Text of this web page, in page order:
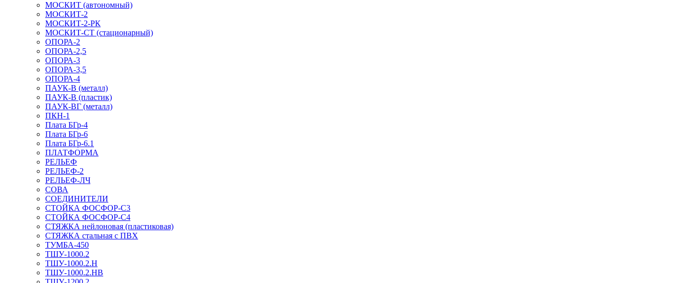
МОСКИТ (автономный)
МОСКИТ-2
МОСКИТ-2-РК
МОСКИТ-СТ (стационарный)
ОПОРА-2
ОПОРА-2,5
ОПОРА-3
ОПОРА-3,5
ОПОРА-4
ПАУК-В (металл)
ПАУК-В (пластик)
ПАУК-ВГ (металл)
ПКН-1
Плата БГр-4
Плата БГр-6
Плата БГр-6.1
ПЛАТФОРМА
РЕЛЬЕФ
РЕЛЬЕФ-2
РЕЛЬЕФ-ЛЧ
СОВА
СОЕДИНИТЕЛИ
СТОЙКА ФОСФОР-С3
СТОЙКА ФОСФОР-С4
СТЯЖКА нейлоновая (пластиковая)
СТЯЖКА стальная с ПВХ
ТУМБА-450
ТШУ-1000.2
ТШУ-1000.2.Н
ТШУ-1000.2.НВ